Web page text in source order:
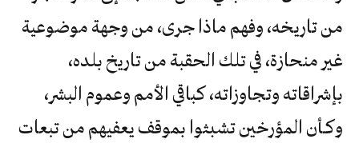
من تاريخه، وفهم ماذا جرى، من وجهة موضوعية
غير منحازة، في تلك الحقبة من تاريخ بلده،
بإشراقاته وتجاوزاته، كباقي الأمم وعموم البشر،
وكـأن المؤرخين تشبثوا بموقف يعفيهم من تبعات